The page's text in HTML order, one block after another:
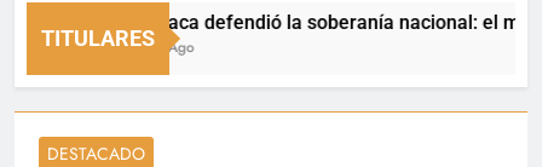
TITULARES
La Quiaca defendió la soberanía nacional: el
9 Horas Ago
DESTACADO